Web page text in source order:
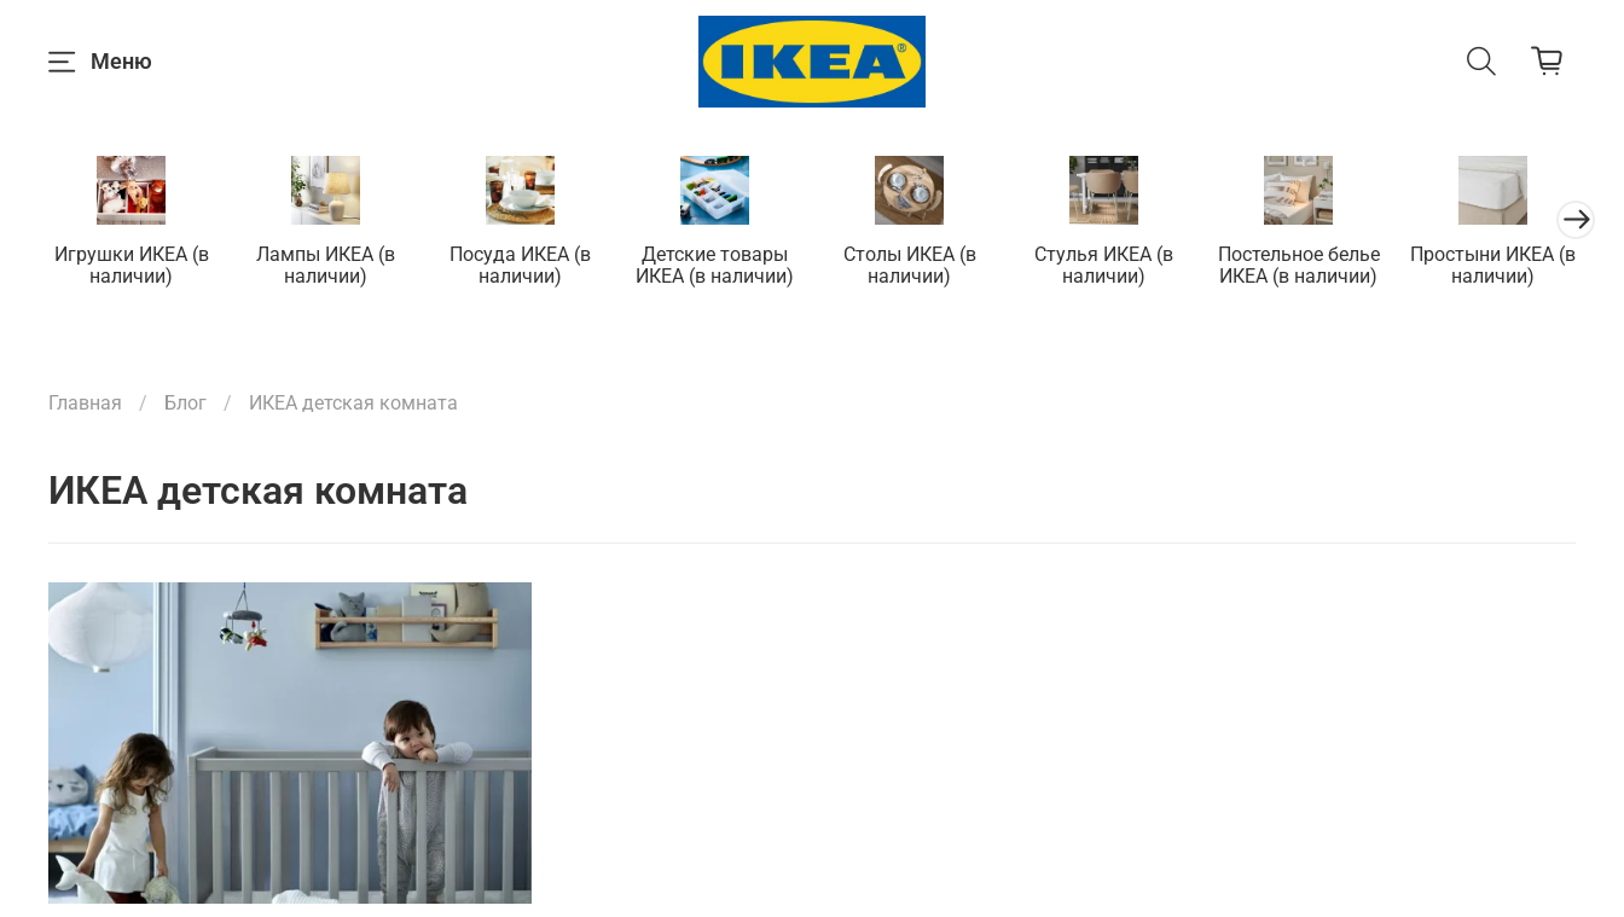
Меню
Игрушки ИКЕА (в
наличии)
Лампы ИКЕА (в
наличии)
Посуда ИКЕА (в
наличии)
Детские товары
ИКЕА (в наличии)
Столы ИКЕА (в
наличии)
Стулья ИКЕА (в
наличии)
Постельное белье
ИКЕА (в наличии)
Простыни ИКЕА (в
наличии)
Главная Блог ИКЕА детская комната
ИКЕА детская комната